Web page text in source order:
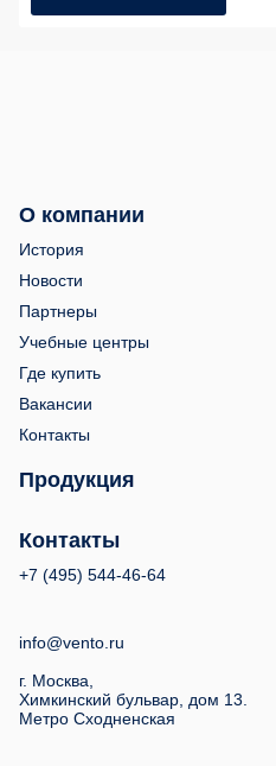
О компании
История
Новости
Партнеры
Учебные центры
Где купить
Вакансии
Контакты
Продукция
Контакты
+7 (495) 544-46-64
info@vento.ru
г. Москва,
Химкинский бульвар, дом 13.
Метро Сходненская